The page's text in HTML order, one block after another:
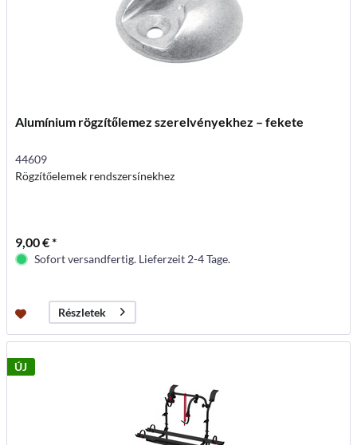
Alumínium rögzítőlemez szerelvényekhez – fekete
44609
Rögzítőelemek rendszersínekhez
9,00 € *
Sofort versandfertig. Lieferzeit 2-4 Tage.
Részletek
ÚJ